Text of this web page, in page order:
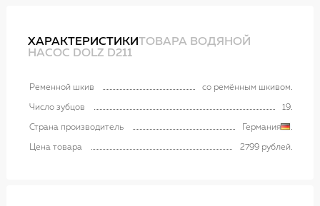
ХАРАКТЕРИСТИКИТОВАРА ВОДЯНОЙ
НАСОС DOLZ D211
Ременной шкив со ремённым шкивом
Число зубцов 19
Страна производитель Германия
Цена товара 2799 рублей